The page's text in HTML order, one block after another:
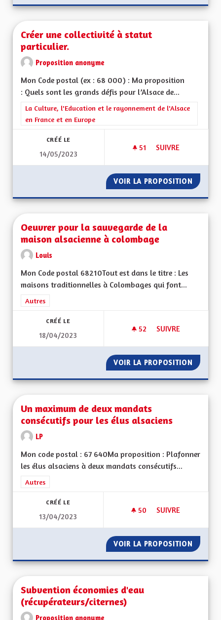
Créer une collectivité à statut
particulier.
Proposition anonyme
Mon Code postal (ex : 68 000) : Ma proposition
: Quels sont les grands défis pour l’Alsace de...
Filtrer les résultats de la catégorie : La Culture, l'Education et
La Culture, l'Education et le rayonnement de l'Alsace
en France et en Europe
CRÉÉ LE
14/05/2023
51 51 ABONNÉS
SUIVRE
VOIR LA PROPOSITION
Oeuvrer pour la sauvegarde de la
maison alsacienne à colombage
Louis
Mon Code postal 68210Tout est dans le titre : Les
maisons traditionnelles à Colombages qui font...
Filtrer les résultats de la catégorie : Autres
Autres
CRÉÉ LE
18/04/2023
52 52 ABONNÉS
SUIVRE
VOIR LA PROPOSITION
Un maximum de deux mandats
consécutifs pour les élus alsaciens
LP
Mon code postal : 67 640Ma proposition : Plafonner
les élus alsaciens à deux mandats consécutifs...
Filtrer les résultats de la catégorie : Autres
Autres
CRÉÉ LE
13/04/2023
50 50 ABONNÉS
SUIVRE
VOIR LA PROPOSITION UN
Subvention économies d'eau
(récupérateurs/citernes)
Proposition anonyme